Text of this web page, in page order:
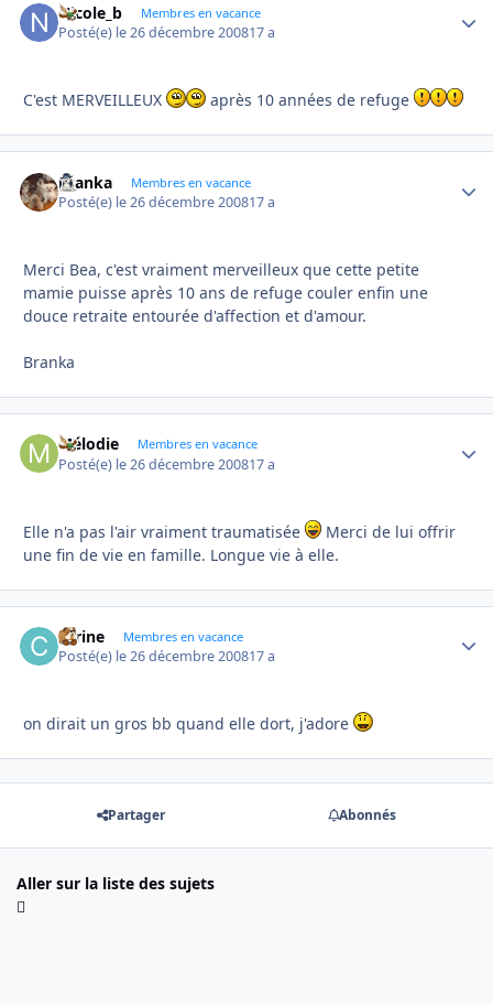
Nicole_b Membres en vacance
Posté(e) le 26 décembre 200817 a
C'est MERVEILLEUX après 10 années de refuge
branka Membres en vacance
Posté(e) le 26 décembre 200817 a
Merci Bea, c'est vraiment merveilleux que cette petite
mamie puisse après 10 ans de refuge couler enfin une
douce retraite entourée d'affection et d'amour.
Branka
Mélodie Membres en vacance
Posté(e) le 26 décembre 200817 a
Elle n'a pas l'air vraiment traumatisée
Merci de lui offrir
une fin de vie en famille. Longue vie à elle.
carine Membres en vacance
Posté(e) le 26 décembre 200817 a
on dirait un gros bb quand elle dort, j'adore
Partager Abonnés
Aller sur la liste des sujets